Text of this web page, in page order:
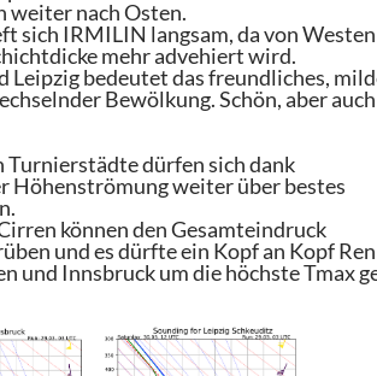
weiter nach Osten.
sich IRMILIN langsam, da von Westen
mehr advehiert wird.
Leipzig bedeutet das freundliches,
Bewölkung. Schön, aber auch
Turnierstädte dürfen sich dank
Höhenströmung weiter über bestes
können den Gesamteindruck
und es dürfte ein Kopf an Kopf
und Innsbruck um die höchste Tmax